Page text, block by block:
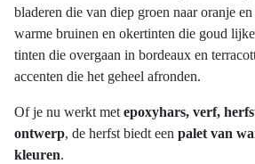
bladeren die van diep groen naar oranje
warme bruinen en okertinten die goud
tinten die overgaan in bordeaux en
accenten die het geheel afronden.
Of je nu werkt met epoxyhars, verf,
ontwerp, de herfst biedt een palet van
kleuren.